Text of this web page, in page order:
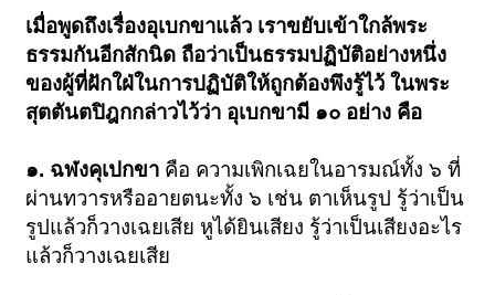
เมื่อพูดถึงเรื่องอุเบกขาแล้ว เราขยับเข้าใกล้พระ
ธรรมกันอีกสักนิด ถือว่าเป็นธรรมปฏิบัติอย่างหนึ่ง
ของผู้ที่ฝักใฝ่ในการปฏิบัติให้ถูกต้องพึงรู้ไว้ ในพระ
สุตตันตปิฎกกล่าวไว้ว่า อุเบกขามี ๑๐ อย่าง คือ
๑. ฉฬงคุเปกขา คือ ความเพิกเฉยในอารมณ์ทั้ง ๖ ที่
ผ่านทวารหรืออายตนะทั้ง ๖ เช่น ตาเห็นรูป รู้ว่าเป็น
รูปแล้วก็วางเฉยเสีย หูได้ยินเสียง รู้ว่าเป็นเสียงอะไร
แล้วก็วางเฉยเสีย